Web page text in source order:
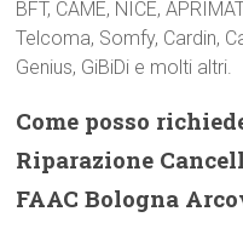
BFT, CAME, NICE,
Telcoma, Somfy, Cardin,
Genius, GiBiDi e molti altri.
Come posso
Riparazione
FAAC Bologna